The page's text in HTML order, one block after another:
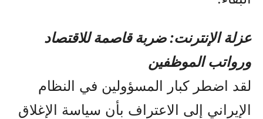
عزلة الإنترنت: ضربة قاصمة للاقتصاد
ورواتب الموظفين
لقد اضطر كبار المسؤولين في النظام
الإيراني إلى الاعتراف بأن سياسة الإغلاق